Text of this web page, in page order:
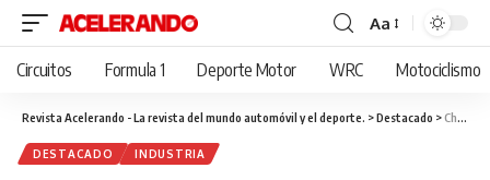
Cambiar
tamaño
fuente
Aa
Circuitos Formula 1 Deporte Motor WRC Motociclismo
Revista Acelerando - La revista del mundo automóvil y el deporte. >Destacado >Chevrolet entregó una camioneta 0 KM a la ganadora del sorteo Montana Experience
DESTACADO INDUSTRIA